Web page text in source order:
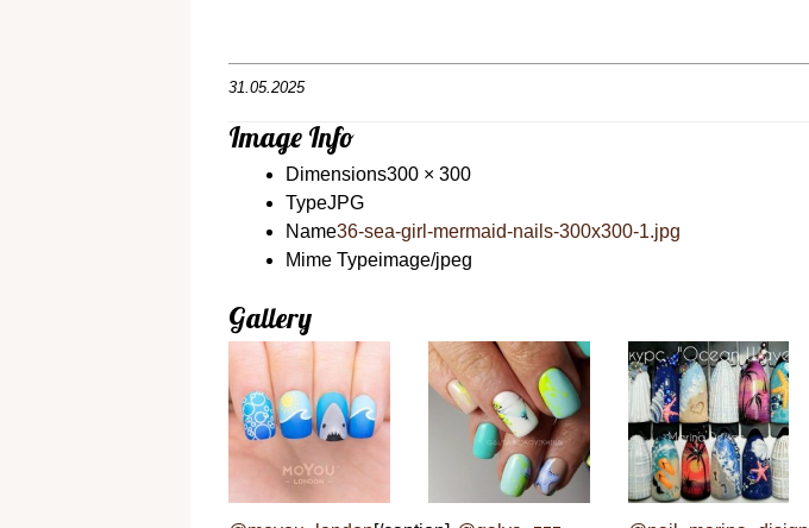
31.05.2025
Image Info
Dimensions300 × 300
TypeJPG
Name36-sea-girl-mermaid-nails-300x300-1.jpg
Mime Typeimage/jpeg
Gallery